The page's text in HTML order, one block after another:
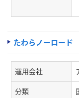
たわらノーロー
運用会社
分類